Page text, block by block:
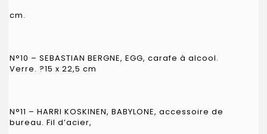
cm.
N°10 – SEBASTIAN BERGNE, EGG, carafe à alcool.
Verre. ?15 x 22,5 cm
N°11 – HARRI KOSKINEN, BABYLONE, accessoire de
bureau. Fil d’acier,